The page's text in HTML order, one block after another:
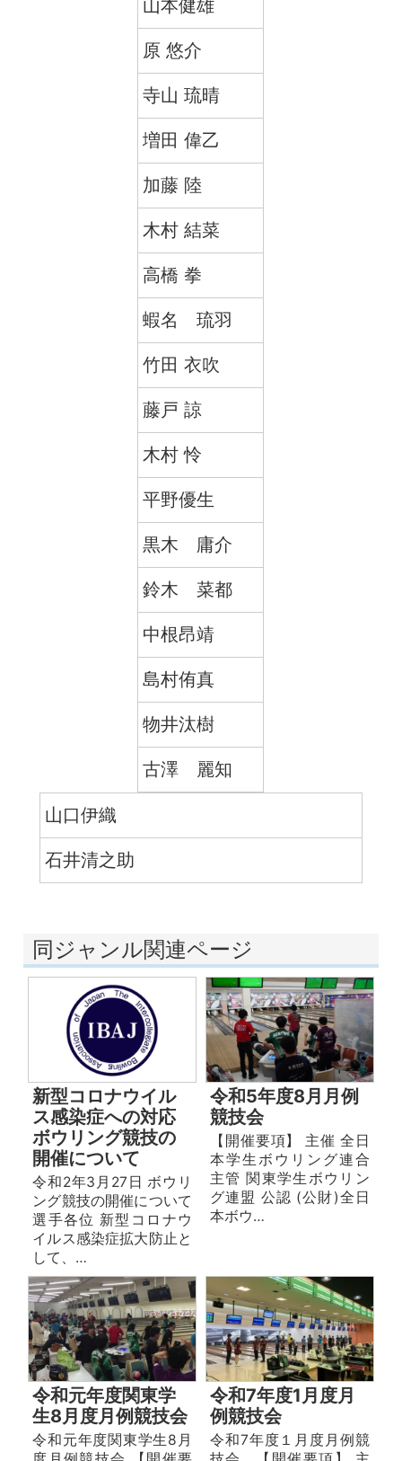
山本健雄
原 悠介
寺山 琉晴
増田 偉乙
加藤 陸
木村 結菜
高橋 拳
蝦名 琉羽
竹田 衣吹
藤戸 諒
木村 怜
平野優生
黒木 庸介
鈴木 菜都
中根昂靖
島村侑真
物井汰樹
古澤 麗知
山口伊織
石井清之助
同ジャンル関連ページ
新型コロナウイル
ス感染症への対応
ボウリング競技の
開催について
令和2年3月27日 ボウリ
ング競技の開催について
選手各位 新型コロナウ
イルス感染症拡大防止と
して、…
令和5年度8月月例
競技会
【開催要項】 主催 全日
本学生ボウリング連合
主管 関東学生ボウリン
グ連盟 公認 (公財)全日
本ボウ…
令和元年度関東学
生8月度月例競技会
令和元年度関東学生8月
令和7年度1月度月
例競技会
令和7年度１月度月例競